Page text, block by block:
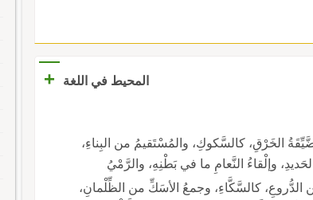
المحيط في اللغة
+
سِكاكٌ وسُكُوكٌ، والبِئْرُ الضَّيِّقَةُ الخَرْقِ، كالسَّكوكِ، والمُسْتَقيمُ من البِناءِ،
وإلْقاءُ النَّعامِ ما في بَطْنِهِ، والرَّمْيُ
ـ سُكُّ: جُحْرُ العَقْرَبِ والعَنْكَبوتِ، ولُؤْمُ الطَّبْعِ، والضَّيِّقَةُ من الدُّروعِ، كالسَّكَّاءِ، وجمعُ الأسَكِّ من الظِّلْمانِ،